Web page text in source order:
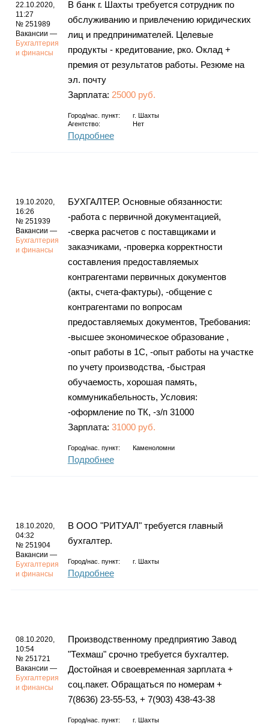
22.10.2020,
11:27
№ 251989
Вакансии —
Бухгалтерия
и финансы
В банк г. Шахты требуется сотрудник по
обслуживанию и привлечению юридических
лиц и предпринимателей. Целевые
продукты - кредитование, рко. Оклад +
премия от результатов работы. Резюме на
эл. почту
Зарплата: 25000 руб.
Город/нас. пункт: г.
Шахты
Агентство:
Нет
Подробнее
19.10.2020,
16:26
№ 251939
Вакансии —
Бухгалтерия
и финансы
БУХГАЛТЕР. Основные обязанности:
-работа с первичной документацией,
-сверка расчетов с поставщиками и
заказчиками, -проверка корректности
составления предоставляемых
контрагентами первичных документов
(акты, счета-фактуры), -общение с
контрагентами по вопросам
предоставляемых документов, Требования:
-высшее экономическое образование ,
-опыт работы в 1С, -опыт работы на участке
по учету производства, -быстрая
обучаемость, хорошая память,
коммуникабельность, Условия:
-оформление по ТК, -з/п 31000
Зарплата: 31000 руб.
Город/нас. пункт: Каменоломни
Подробнее
18.10.2020,
04:32
№ 251904
Вакансии —
Бухгалтерия
и финансы
В ООО "РИТУАЛ" требуется главный
бухгалтер.
Город/нас. пункт: г. Шахты
Подробнее
08.10.2020,
10:54
№ 251721
Вакансии —
Бухгалтерия
и финансы
Производственному предприятию Завод
"Техмаш" срочно требуется бухгалтер.
Достойная и своевременная зарплата +
соц.пакет. Обращаться по номерам +
7(8636) 23-55-53, + 7(903) 438-43-38
Город/нас. пункт: г. Шахты